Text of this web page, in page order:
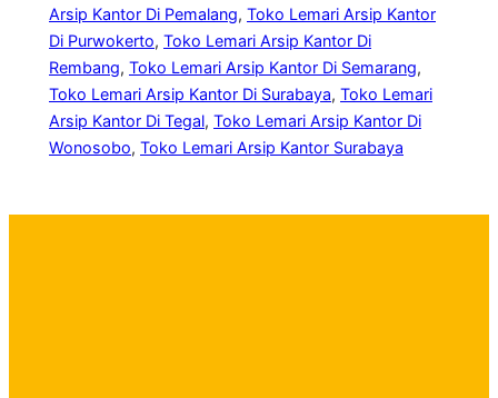
Arsip Kantor Di Pemalang, Toko Lemari Arsip Kantor
Di Purwokerto, Toko Lemari Arsip Kantor Di
Rembang, Toko Lemari Arsip Kantor Di Semarang
Toko Lemari Arsip Kantor Di Surabaya, Toko Lemari
Arsip Kantor Di Tegal, Toko Lemari Arsip Kantor Di
Wonosobo, Toko Lemari Arsip Kantor Surabaya